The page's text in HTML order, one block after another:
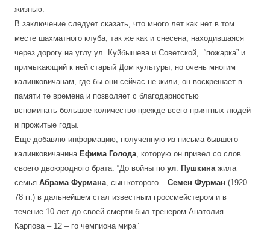
жизнью.
В заключение следует сказать, что много лет как нет в том
месте шахматного клуба, так же как и снесена, находившаяся
через дорогу на углу ул. Куйбышева и Советской, “пожарка” и
примыкающий к ней старый Дом культуры, но очень многим
калинковичанам, где бы они сейчас не жили, он воскрешает в
памяти те времена и позволяет с благодарностью
вспоминать большое количество прежде всего приятных людей
и прожитые годы.
Еще добавлю информацию, полученную из письма бывшего
калинковичанина Ефима Голода , которую он привел со слов
своего двоюродного брата. “До войны по ул Пушкина жила
семья Абрама Фурмана , сын которого – Семен Фурман (1920 –
78 гг.) в дальнейшем стал известным гроссмейстером и в
течение 10 лет до своей смерти был тренером Анатолия
Карпова – 12 – го чемпиона мира”